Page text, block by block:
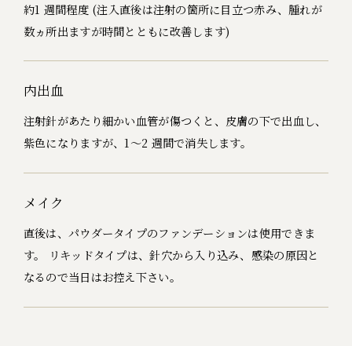
約1 週間程度 (注入直後は注射の箇所に目立つ赤み、腫れが
数ヵ所出ますが時間とともに改善します)
内出血
注射針があたり細かい血管が傷つくと、皮膚の下で出血し、
紫色になりますが、1～2 週間で消失します。
メイク
直後は、パウダータイプのファンデーションは使用できま
す。 リキッドタイプは、針穴から入り込み、感染の原因と
なるので当日はお控え下さい。